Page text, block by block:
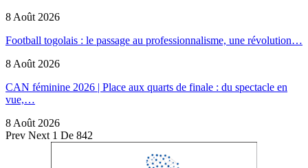
8 Août 2026
Football togolais : le passage au professionnalisme, une révolution…
8 Août 2026
CAN féminine 2026 | Place aux quarts de finale : du spectacle en
vue,…
8 Août 2026
Prev Next 1 De 842